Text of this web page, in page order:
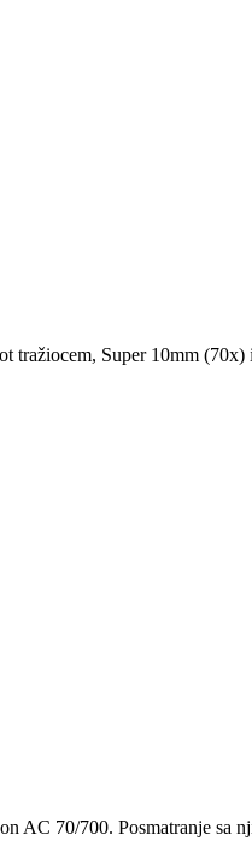
tražiocem, Super 10mm
AC 70/700. Posmatranje